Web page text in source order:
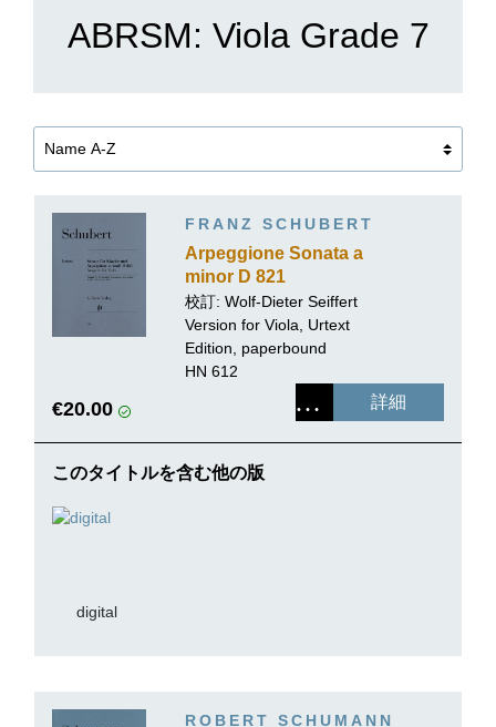
ABRSM: Viola Grade 7
FRANZ SCHUBERT
Arpeggione Sonata a
minor D 821
校訂: Wolf-Dieter Seiffert
Version for Viola, Urtext
Edition, paperbound
HN 612
€20.00 詳細
このタイトルを含む他の版
digital
ROBERT SCHUMANN